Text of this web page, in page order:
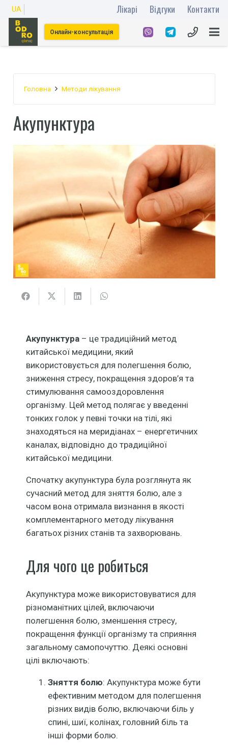
UA Лікарі Відгуки Контакти
Онлайн-консультація
Головна Методи лікування
Акупунктура
Акупунктура – це традиційний метод
китайської медицини, який
використовується для полегшення болю,
зниження стресу, покращення здоров’я та
стимулювання самооздоровлення
організму. Цей метод полягає у введенні
тонких голок у певні точки на тілі, які
знаходяться на меридіанах – енергетичних
каналах, відповідно до традиційної
китайської медицини.
Спочатку акупунктура була розглянута як
сучасний метод для зняття болю, але з
часом вона отримала визнання в якості
комплементарного методу лікування
багатьох різних станів та захворювань.
Для чого це робиться
Акупунктура може використовуватися для
різноманітних цілей, включаючи
полегшення болю, зменшення стресу,
покращення функції організму та сприяння
загальному самопочуттю. Деякі основні
цілі включають:
Зняття болю: Акупунктура може бути
ефективним методом для полегшення
різних видів болю, включаючи біль у
спині, шиї, колінах, головний біль та
інші форми болю.